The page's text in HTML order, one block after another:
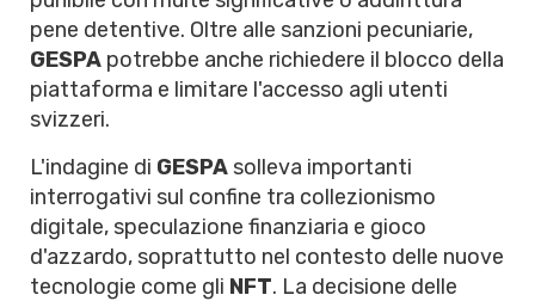
pene detentive. Oltre alle sanzioni pecuniarie,
GESPA potrebbe anche richiedere il blocco della
piattaforma e limitare l'accesso agli utenti
svizzeri.
L'indagine di GESPA solleva importanti
interrogativi sul confine tra collezionismo
digitale, speculazione finanziaria e gioco
d'azzardo, soprattutto nel contesto delle nuove
tecnologie come gli NFT. La decisione delle